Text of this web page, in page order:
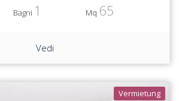
Bagni 1 Mq 65
Vedi
Vermietung